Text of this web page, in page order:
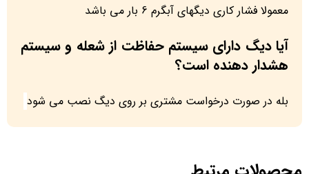
معمولا فشار کاری دیگهای آبگرم 6 بار می باشد
آیا دیگ دارای سیستم حفاظت از شعله و سیستم
هشدار دهنده است؟
بله در صورت درخواست مشتری بر روی دیگ نصب می شود